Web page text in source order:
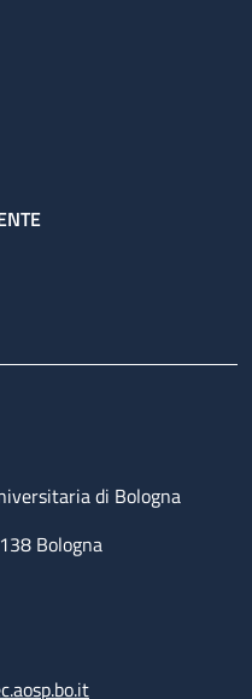
di Bologna
Bologna